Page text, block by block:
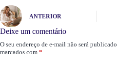
ANTERIOR
Deixe um comentário
O seu endereço de e-mail não será publicado.
marcados com *